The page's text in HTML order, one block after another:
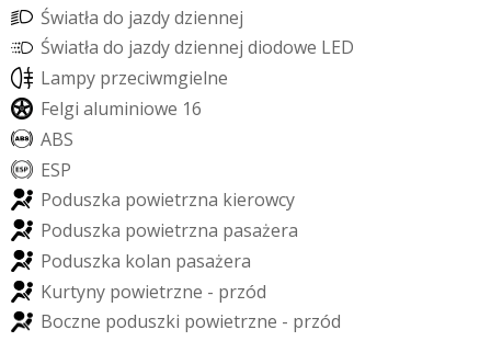
Światła do jazdydziennej
Światła do jazdydziennej diodowe LED
Lampy przeciwmgielne
Felgi aluminiowe 16
ABS
ESP
Poduszka powietrzna kierowcy
Poduszka powietrzna pasażera
Poduszka kolan pasażera
Kurtyny powietrzne - przód
Boczne poduszki powietrzne - przód